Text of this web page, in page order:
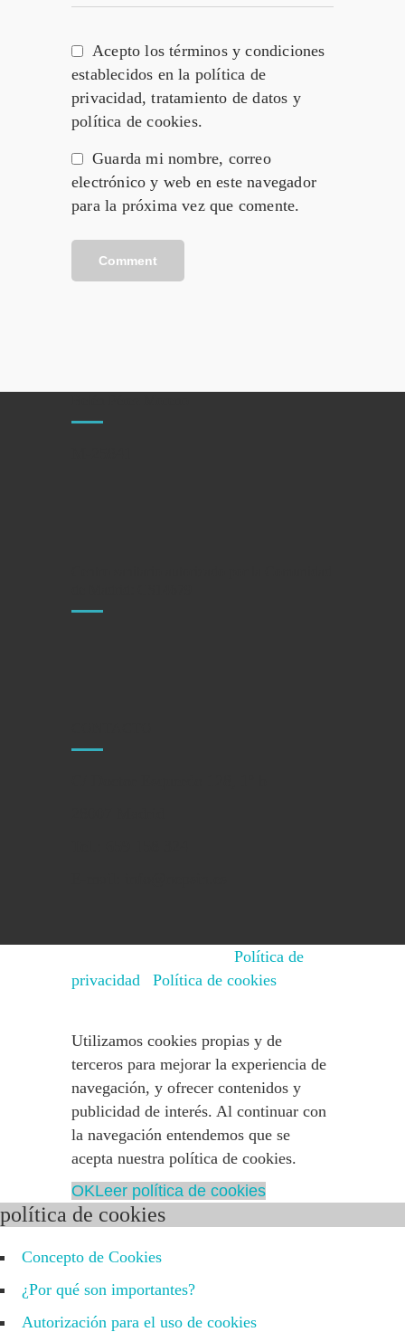
Acepto los términos y condiciones
establecidos en la política de
privacidad, tratamiento de datos y
política de cookies.
Guarda mi nombre, correo
electrónico y web en este navegador
para la próxima vez que comente.
Política de
privacidad
Política de cookies
Utilizamos cookies propias y de
terceros para mejorar la experiencia de
navegación, y ofrecer contenidos y
publicidad de interés. Al continuar con
la navegación entendemos que se
acepta nuestra política de cookies.
OKLeer política de cookies
política de cookies
Concepto de Cookies
¿Por qué son importantes?
Autorización para el uso de cookies